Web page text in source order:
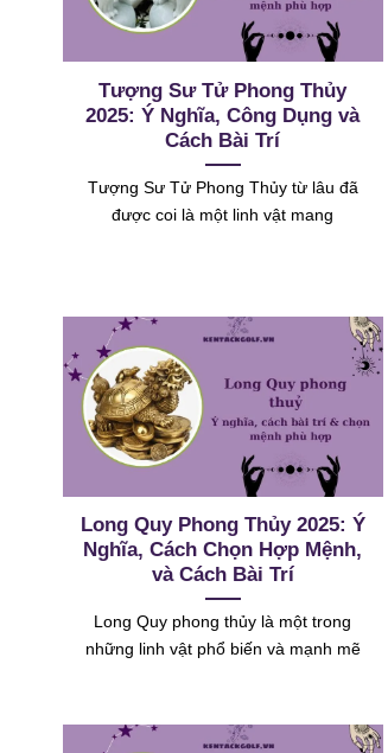
Tượng Sư Tử Phong Thủy
2025: Ý Nghĩa, Công Dụng và
Cách Bài Trí
Tượng Sư Tử Phong Thủy từ lâu đã
được coi là một linh vật mang
Long Quy Phong Thủy 2025: Ý
Nghĩa, Cách Chọn Hợp Mệnh,
và Cách Bài Trí
Long Quy phong thủy là một trong
những linh vật phổ biến và mạnh mẽ